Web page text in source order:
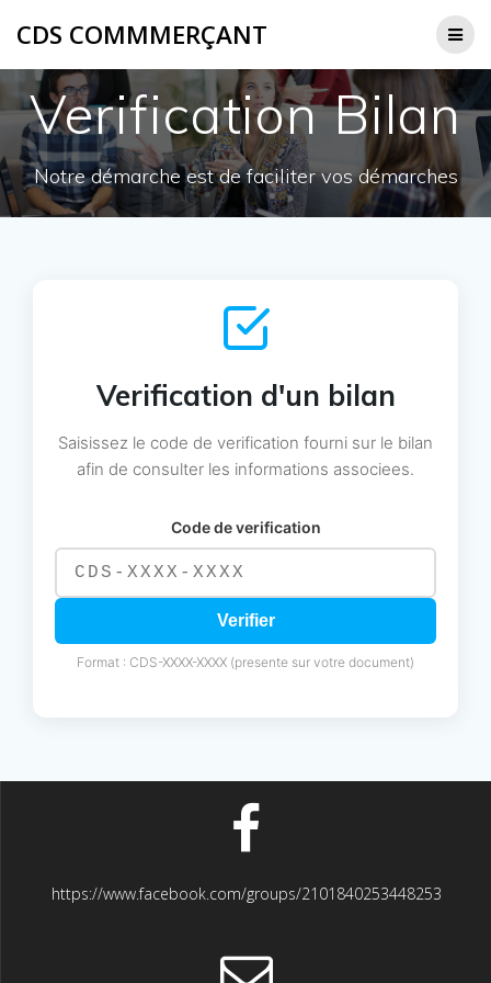
CDS COMMMERÇANT
Verification Bilan
Notre démarche est de faciliter vos démarches
Verification d'un bilan
Saisissez le code de verification fourni sur le bilan
afin de consulter les informations associees.
Code de verification
Verifier
Format : CDS-XXXX-XXXX (presente sur votre document)
https://www.facebook.com/groups/2101840253448253